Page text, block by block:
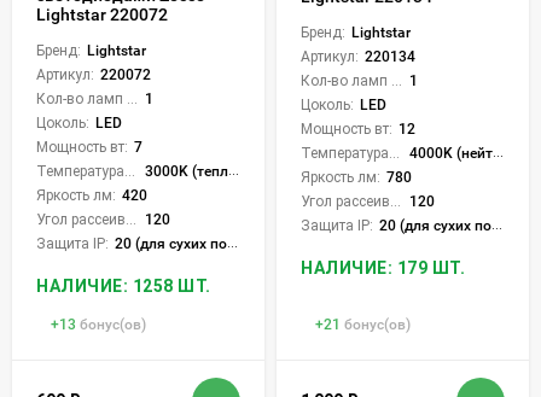
Lightstar 220072
Бренд: Lightstar
Артикул: 220072
1
Цоколь: LED
Мощность вт: 7
3000K (теплый)
Яркость лм: 420
120
Защита IP: 20 (для сухих пом.)
НАЛИЧИЕ: 1258 ШТ.
+13 бонус(ов)
Бренд: Lightstar
Артикул: 220134
1
Цоколь: LED
Мощность вт: 12
4000K (нейтральный)
Яркость лм: 780
120
Защита IP: 20 (для сухих пом.)
НАЛИЧИЕ: 179 ШТ.
+21 бонус(ов)